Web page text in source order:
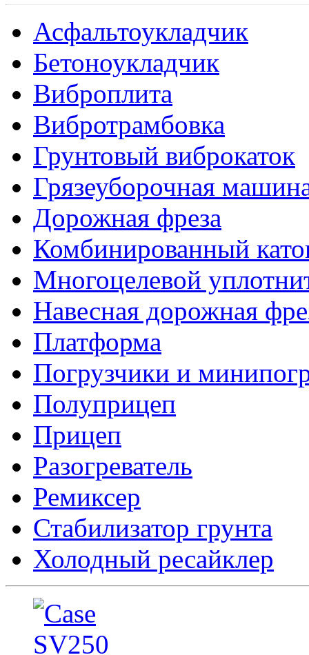
Асфальтоукладчик
Бетоноукладчик
Виброплита
Вибротрамбовка
Грунтовый виброкаток
Грязеуборочная
Дорожная фреза
Комбинированный
Многоцелевой
Навесная дорожная
Платформа
Погрузчики и
Полуприцеп
Прицеп
Разогреватель
Ремиксер
Стабилизатор грунта
Холодный ресайклер